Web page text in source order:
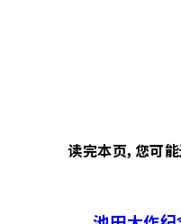
读完本页，您可